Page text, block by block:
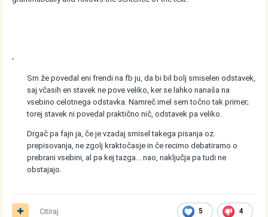
-
Sm že povedal eni frendi na fb ju, da bi bil bolj smiselen odstavek,
saj včasih en stavek ne pove veliko, ker se lahko nanaša na
vsebino celotnega odstavka. Namreč imel sem točno tak primer;
torej stavek ni povedal praktično nič, odstavek pa veliko.
Drgač pa fajn ja, če je vzadaj smisel takega pisanja oz.
prepisovanja, ne zgolj kraktočasje in če recimo debatiramo o
prebrani vsebini, al pa kej tazga... nao, naključja pa tudi ne
obstajajo.
5 4
Citiraj